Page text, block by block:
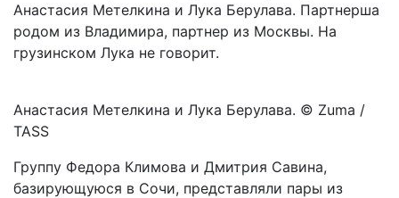
Анастасия Метелкина и Лука Берулава. Партнерша
родом из Владимира, парт­нер из Москвы. На
грузинском Лука не говорит.
Анастасия Метелкина и Лука Берулава. © Zuma /
TASS
Группу Федора Климова и Дмит­рия Савина,
базирующуюся в Сочи, представляли пары из